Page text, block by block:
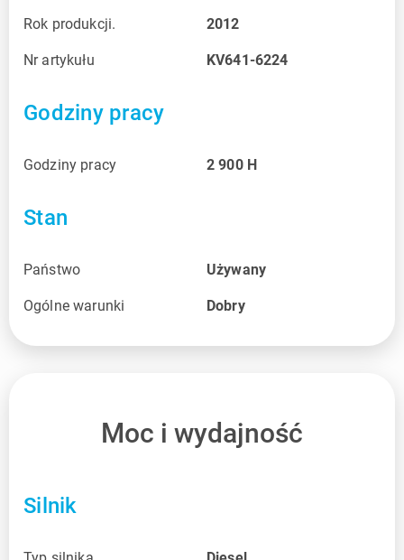
Rok produkcji. 2012
Nr artykułu KV641-6224
Godziny pracy
Godziny pracy 2 900 H
Stan
Państwo Używany
Ogólne warunki Dobry
Moc i wydajność
Silnik